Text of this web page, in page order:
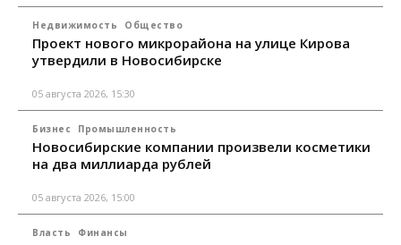
Недвижимость Общество
Проект нового микрорайона на улице Кирова
утвердили в Новосибирске
05 августа 2026, 15:30
Бизнес Промышленность
Новосибирские компании произвели косметики
на два миллиарда рублей
05 августа 2026, 15:00
Власть Финансы